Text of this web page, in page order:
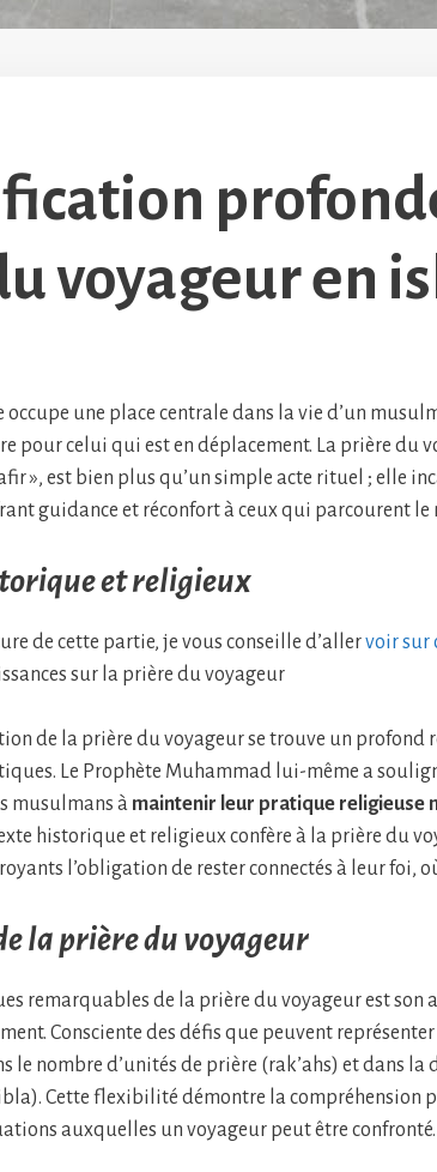
voyageur en
une place centrale dans la vie d’un
pour celui qui est en déplacement. La prière du
», est bien plus qu’un simple acte rituel ; elle
guidance et réconfort à ceux qui parcourent le
et religieux
de cette partie, je vous conseille d’allervoir sur
sur la prière du voyageur
de la prière du voyageur se trouve un profond
Le Prophète Muhammad lui-même a
musulmans à maintenir leur pratique religieuse
historique et religieux confère à la prière du
l’obligation de rester connectés à leur foi,
la prière du voyageur
remarquables de la prière du voyageur est
Consciente des défis que peuvent
le nombre d’unités de prière (rak’ahs) et dans
Cette flexibilité démontre la compréhension
auxquelles un voyageur peut être confronté.